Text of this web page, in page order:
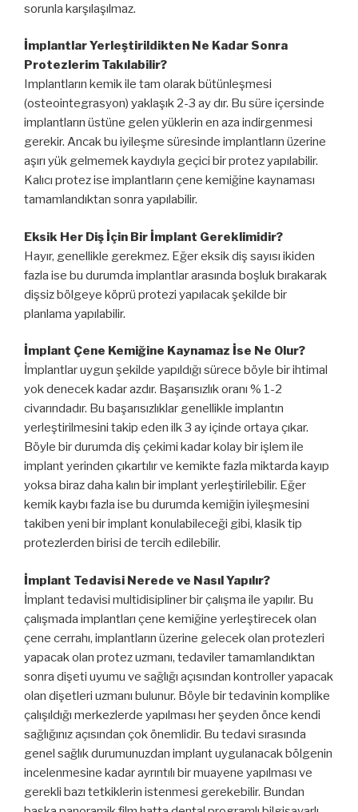
sorunla karşılaşılmaz.
İmplantlar Yerleştirildikten Ne Kadar Sonra
Protezlerim Takılabilir?
Implantların kemik ile tam olarak bütünleşmesi
(osteointegrasyon) yaklaşık 2-3 ay dır. Bu süre içersinde
implantların üstüne gelen yüklerin en aza indirgenmesi
gerekir. Ancak bu iyileşme süresinde implantların üzerine
aşırı yük gelmemek kaydıyla geçici bir protez yapılabilir.
Kalıcı protez ise implantların çene kemiğine kaynaması
tamamlandıktan sonra yapılabilir.
Eksik Her Diş İçin Bir İmplant Gereklimidir?
Hayır, genellikle gerekmez. Eğer eksik diş sayısı ikiden
fazla ise bu durumda implantlar arasında boşluk bırakarak
dişsiz bölgeye köprü protezi yapılacak şekilde bir
planlama yapılabilir.
İmplant Çene Kemiğine Kaynamaz İse Ne Olur?
İmplantlar uygun şekilde yapıldığı sürece böyle bir ihtimal
yok denecek kadar azdır. Başarısızlık oranı % 1-2
civarındadır. Bu başarısızlıklar genellikle implantın
yerleştirilmesini takip eden ilk 3 ay içinde ortaya çıkar.
Böyle bir durumda diş çekimi kadar kolay bir işlem ile
implant yerinden çıkartılır ve kemikte fazla miktarda kayıp
yoksa biraz daha kalın bir implant yerleştirilebilir. Eğer
kemik kaybı fazla ise bu durumda kemiğin iyileşmesini
takiben yeni bir implant konulabileceği gibi, klasik tip
protezlerden birisi de tercih edilebilir.
İmplant Tedavisi Nerede ve Nasıl Yapılır?
İmplant tedavisi multidisipliner bir çalışma ile yapılır. Bu
çalışmada implantları çene kemiğine yerleştirecek olan
çene cerrahı, implantların üzerine gelecek olan protezleri
yapacak olan protez uzmanı, tedaviler tamamlandıktan
sonra dişeti uyumu ve sağlığı açısından kontroller yapacak
olan dişetleri uzmanı bulunur. Böyle bir tedavinin komplike
çalışıldığı merkezlerde yapılması her şeyden önce kendi
sağlığınız açısından çok önemlidir. Bu tedavi sırasında
genel sağlık durumunuzdan implant uygulanacak bölgenin
incelenmesine kadar ayrıntılı bir muayene yapılması ve
gerekli bazı tetkiklerin istenmesi gerekebilir. Bundan